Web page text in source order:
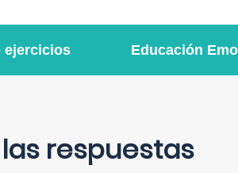
ejercicios Educación
respuestas